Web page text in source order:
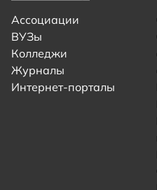
Ассоциации
ВУЗы
Колледжи
Журналы
Интернет-порталы